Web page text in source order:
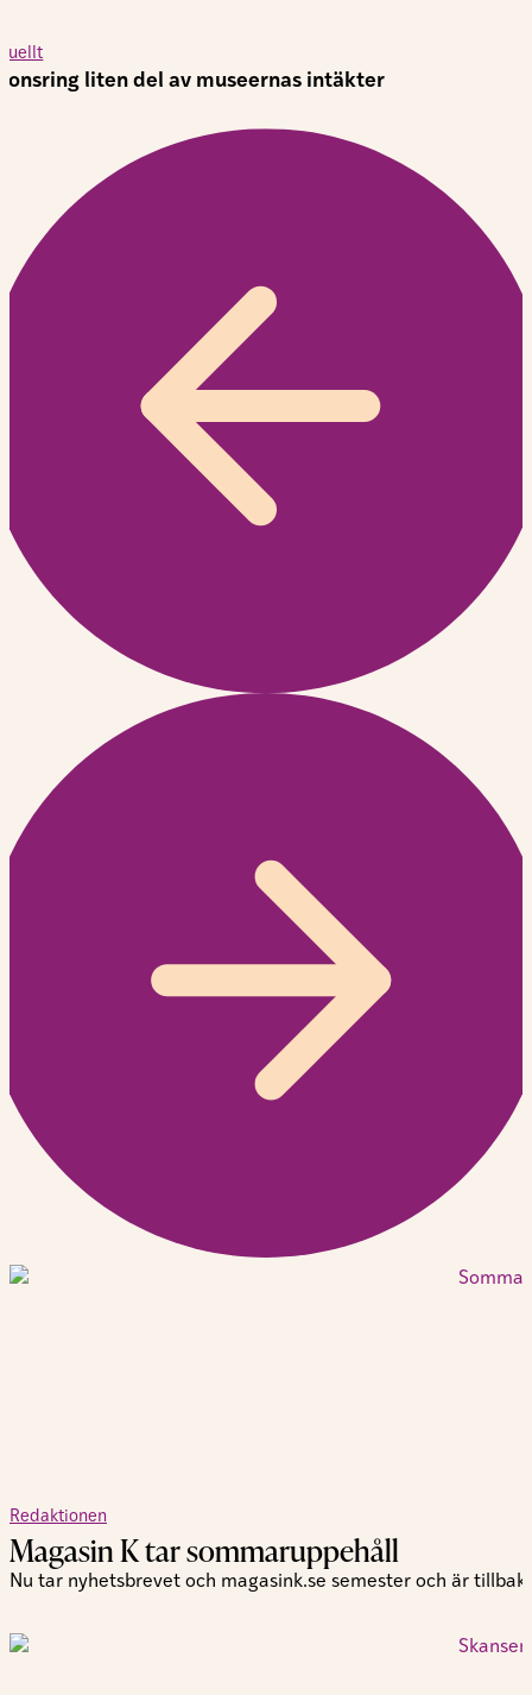
liten del av museernas intäkter
Redaktionen
Magasin K tar sommaruppehåll
Nu tar nyhetsbrevet och magasink.se semester och är